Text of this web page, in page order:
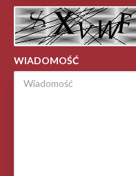
WIADOMOŚĆ